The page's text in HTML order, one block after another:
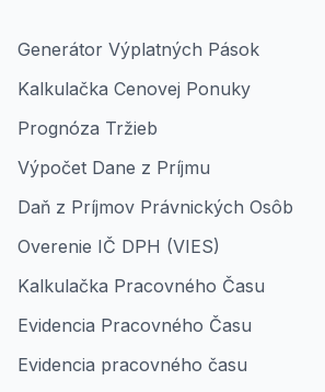
Generátor Výplatných Pások
Kalkulačka Cenovej Ponuky
Prognóza Tržieb
Výpočet Dane z Príjmu
Daň z Príjmov Právnických Osôb
Overenie IČ DPH (VIES)
Kalkulačka Pracovného Času
Evidencia Pracovného Času
Evidencia pracovného času